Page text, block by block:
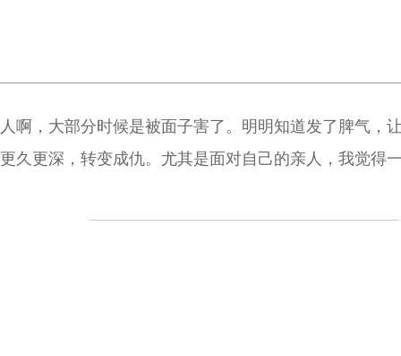
人啊，大部分时候是被面子害了。明明知道发了脾气，
更久更深，转变成仇。尤其是面对自己的亲人，我觉得